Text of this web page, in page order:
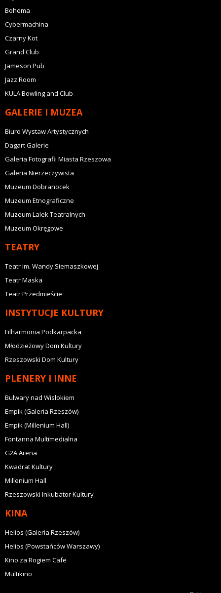
Bohema
Cybermachina
Czarny Kot
Grand Club
Jameson Pub
Jazz Room
KULA Bowling and Club
GALERIE I MUZEA
Biuro Wystaw Artystycznych
Dagart Galerie
Galeria Fotografii Miasta Rzeszowa
Galeria Nierzeczywista
Muzeum Dobranocek
Muzeum Etnograficzne
Muzeum Lalek Teatralnych
Muzeum Okręgowe
TEATRY
Teatr im. Wandy Siemaszkowej
Teatr Maska
Teatr Przedmieście
INSTYTUCJE KULTURY
Filharmonia Podkarpacka
Młodzieżowy Dom Kultury
Rzeszowski Dom Kultury
PLENERY I INNE
Bulwary nad Wisłokiem
Empik (Galeria Rzeszów)
Empik (Millenium Hall)
Fontanna Multimedialna
G2A Arena
Kwadrat Kultury
Millenium Hall
Rzeszowski Inkubator Kultury
KINA
Helios (Galeria Rzeszów)
Helios (Powstańców Warszawy)
Kino za Rogiem Cafe
Multikino